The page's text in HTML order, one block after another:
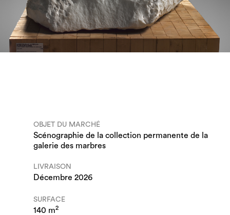
OBJET DU MARCHÉ
Scénographie de la collection permanente de la
galerie des marbres
LIVRAISON
Décembre 2026
SURFACE
140 m2